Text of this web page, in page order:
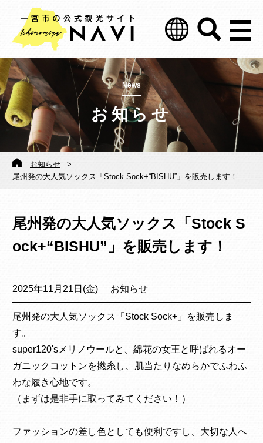
News
お知らせ
お知らせ
>
尾州発の大人気ソックス「Stock Sock+“BISHU”」を販売します！
尾州発の大人気ソックス「Stock S
ock+“BISHU”」を販売します！
2025年11月21日(金) お知らせ
尾州発の大人気ソックス「Stock Sock+」を販売しま
す。
super120'sメリノウールと、綿花の女王と呼ばれるオー
ガニックコットンを撚糸し、肌当たりなめらかでふわふ
わな履き心地です。
（まずは是非手に取ってみてください！）
ファッションの差し色としても便利ですし、大切な人へ